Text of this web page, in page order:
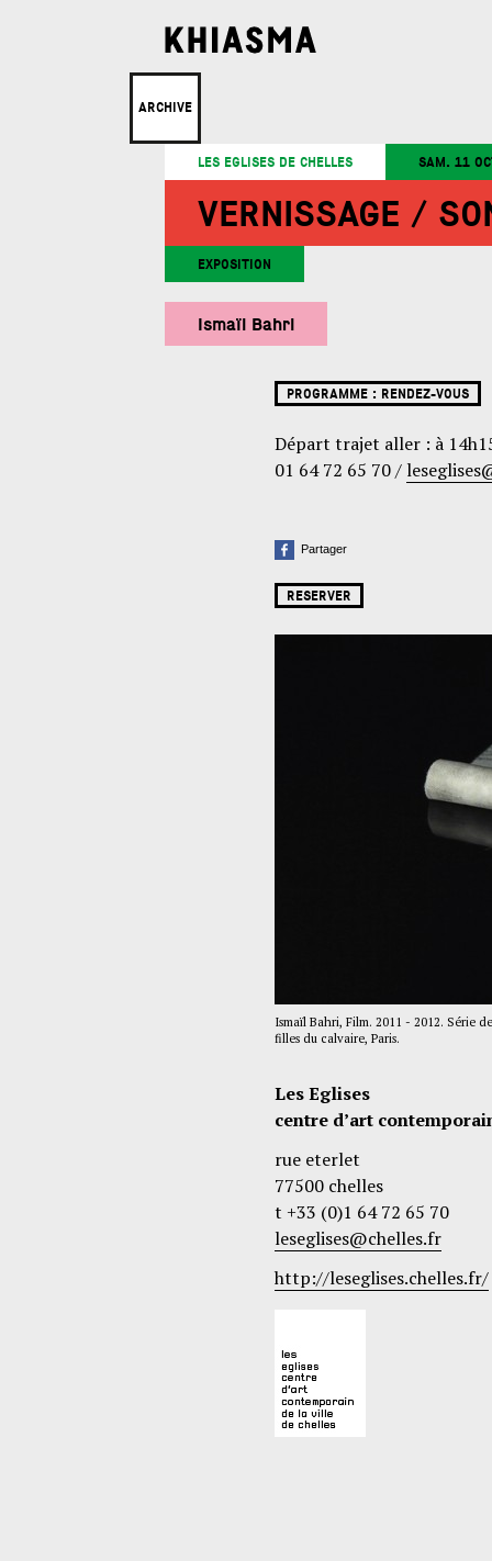
ARCHIVE
LES EGLISES DE CHELLES SAM. 11
VERNISSAGE /
EXPOSITION
Ismaïl Bahri
PROGRAMME : RENDEZ-VOUS
Départ trajet aller : à
01 64 72 65 70 /
Partager
RESERVER
Ismaïl Bahri, Film. 2011 - 2012. Série
filles du calvaire, Paris.
Les Eglises
centre d’art
rue eterlet
77500 chelles
t +33 (0)1 64 72 65 70
leseglises@chelles.fr
http://leseglises.chelles.fr/